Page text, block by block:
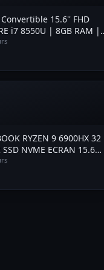
Convertible 15.6'' FHD
i7 8550U | 8GB RAM |
|INTEL UHD GRAPHICS
RYZEN 9 6900HX 32
NVME ECRAN 15.6